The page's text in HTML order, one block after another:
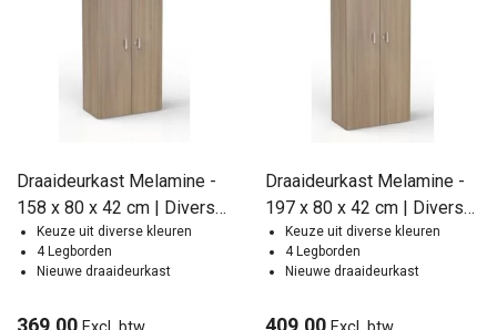
Draaideurkast Melamine -
158 x 80 x 42 cm | Diverse
Kleuren
Keuze uit diverse kleuren
4 Legborden
Nieuwe draaideurkast
Draaideurkast Melamine -
197 x 80 x 42 cm | Diverse
Kleuren
Keuze uit diverse kleuren
4 Legborden
Nieuwe draaideurkast